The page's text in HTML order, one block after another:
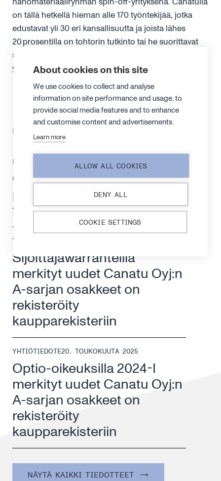
on tällä hetkellä hieman alle 170 työntekijää, jotka
edustavat yli 30 eri kansallisuutta ja joista lähes
20 prosentilla on tohtorin tutkinto tai he suorittavat
sitä parhaillaan. Lue lisää osoitteessa
www.canatu.comja seuraa meitäLinkedInissä
Uusimmat tiedotteet
LEHDISTÖTIEDOTE 4. KESÄKUUTA 2025
Canatulle tilaus
puolijohdeteollisuuden
tarkastusmembraaneista
YHTIÖTIEDOTE
Sijoittajawarranteilla
merkityt uudet Canatu Oyj:n
A-sarjan osakkeet on
rekisteröity
kaupparekisteriin
YHTIÖTIEDOTE20. TOUKOKUUTA 2025
Optio-oikeuksilla 2024-I
merkityt uudet Canatu Oyj:n
A-sarjan osakkeet on
rekisteröity
kaupparekisteriin
NÄYTÄ KAIKKI TIEDOTTEET
About cookies on this site
We use cookies to collect and analyse
information on site performance and usage, to
provide social media features and to enhance
and customise content and advertisements.
Learn more
ALLOW ALL COOKIES
DENY ALL
COOKIE SETTINGS